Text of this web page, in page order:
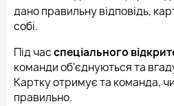
дано правильну відповідь,
собі.
Під часспеціального
команди об'єднуються та
Картку отримує та команда,
правильно.